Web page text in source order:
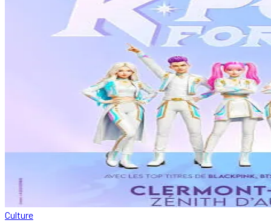
Culture